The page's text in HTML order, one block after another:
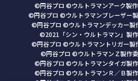
©円谷プロ ©ウルトラマンアーク製
©円谷プロ ©ウルトラマンブレーザー
©円谷プロ ©ウルトラマンデッカー製
©2021「シン・ウルトラマン」製
©円谷プロ ©ウルトラマントリガー製
©円谷プロ ©ウルトラマンＺ製作
©円谷プロ ©ウルトラマンタイガ製
©円谷プロ ©ウルトラマンＲ／Ｂ製